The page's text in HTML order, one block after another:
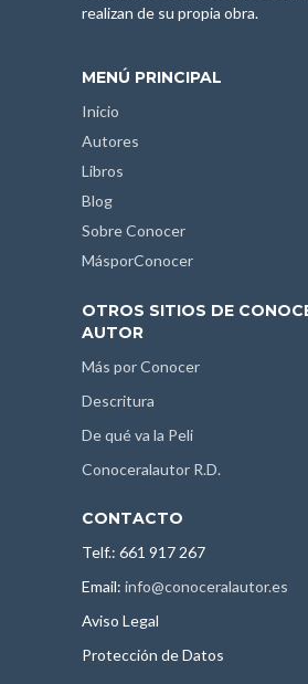
realizan de su propia obra.
MENÚ PRINCIPAL
Inicio
Autores
Libros
Blog
Sobre Conocer
MásporConocer
OTROS SITIOS DE
AUTOR
Más por Conocer
Descritura
De qué va la Peli
Conoceralautor R.D.
CONTACTO
Telf.: 661 917 267
Email: info@conoceralautor.es
Aviso Legal
Protección de Datos